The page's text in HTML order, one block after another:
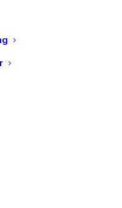
sølv
gaver til liten og